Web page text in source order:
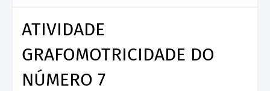
ATIVIDADE
GRAFOMOTRICIDADE DO
NÚMERO 7